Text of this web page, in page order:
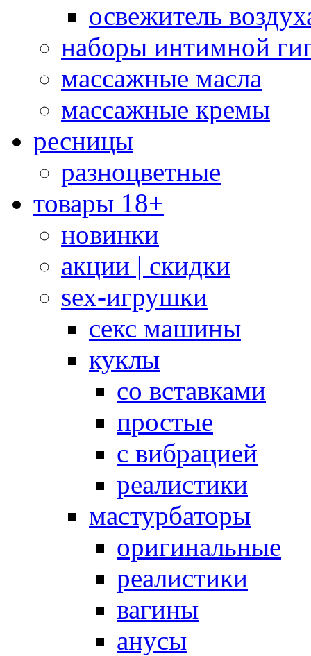
освежитель
наборы интимной
массажные масла
массажные кремы
ресницы
разноцветные
товары 18+
новинки
акции | скидки
sex-игрушки
секс машины
куклы
со вставками
простые
с вибрацией
реалистики
мастурбаторы
оригинальные
реалистики
вагины
анусы